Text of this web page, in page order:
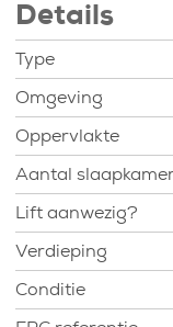
Details
Type
Omgeving
Oppervlakte
Aantal
Lift aanwezig?
Verdieping
Conditie